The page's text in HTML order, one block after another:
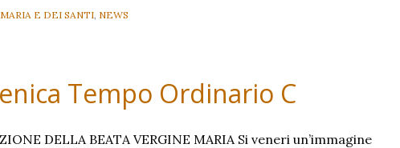
E DEI SANTI NEWS
Tempo Ordinario C
DELLA BEATA VERGINE MARIA Si veneri un’immagine